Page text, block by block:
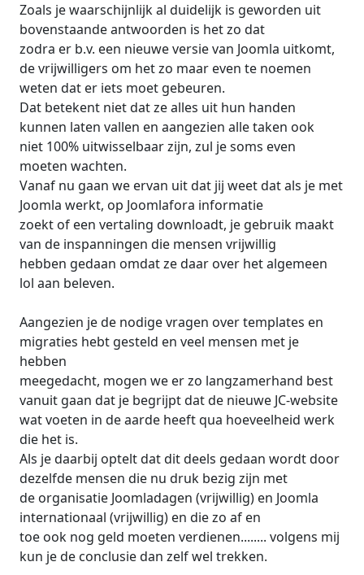
Zoals je waarschijnlijk al duidelijk is geworden uit
bovenstaande antwoorden is het zo dat
zodra er b.v. een nieuwe versie van Joomla uitkomt,
de vrijwilligers om het zo maar even te noemen
weten dat er iets moet gebeuren.
Dat betekent niet dat ze alles uit hun handen
kunnen laten vallen en aangezien alle taken ook
niet 100% uitwisselbaar zijn, zul je soms even
moeten wachten.
Vanaf nu gaan we ervan uit dat jij weet dat als je met
Joomla werkt, op Joomlafora informatie
zoekt of een vertaling downloadt, je gebruik maakt
van de inspanningen die mensen vrijwillig
hebben gedaan omdat ze daar over het algemeen
lol aan beleven.
Aangezien je de nodige vragen over templates en
migraties hebt gesteld en veel mensen met je
hebben
meegedacht, mogen we er zo langzamerhand best
vanuit gaan dat je begrijpt dat de nieuwe JC-website
wat voeten in de aarde heeft qua hoeveelheid werk
die het is.
Als je daarbij optelt dat dit deels gedaan wordt door
dezelfde mensen die nu druk bezig zijn met
de organisatie Joomladagen (vrijwillig) en Joomla
internationaal (vrijwillig) en die zo af en
toe ook nog geld moeten verdienen........ volgens mij
kun je de conclusie dan zelf wel trekken.